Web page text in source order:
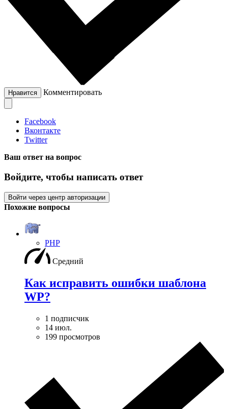
Нравится Комментировать
Facebook
Вконтакте
Twitter
Ваш ответ на вопрос
Войдите, чтобы написать ответ
Войти через центр авторизации
Похожие вопросы
PHP
Средний
Как исправить ошибки шаблона
WP?
1 подписчик
14 июл.
199 просмотров